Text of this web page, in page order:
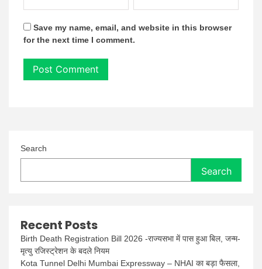
Save my name, email, and website in this browser
for the next time I comment.
Search
Search
Recent Posts
Birth Death Registration Bill 2026 -राज्यसभा में पास हुआ बिल, जन्म-
मृत्यु रजिस्ट्रेशन के बदले नियम
Kota Tunnel Delhi Mumbai Expressway – NHAI का बड़ा फैसला,